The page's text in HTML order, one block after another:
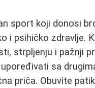
sport koji donosi
i psihičko zdravlje.
strpljenju i pažnji
sa
priča. Obuvite